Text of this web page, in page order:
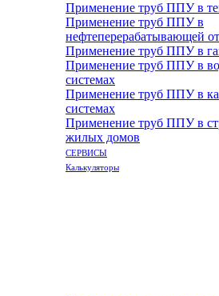
Применение труб ППУ в
Применение труб ППУ в
нефтеперерабатывающей
Применение труб ППУ в
Применение труб ППУ в
системах
Применение труб ППУ в
системах
Применение труб ППУ в
жилых домов
СЕРВИСЫ
Калькуляторы